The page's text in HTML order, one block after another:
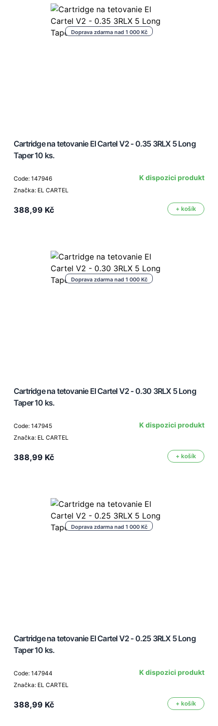
Doprava zdarma nad 1 000 Kč
Cartridge na tetovanie El Cartel V2 - 0.35 3RLX 5 Long
Taper 10 ks.
Code: 147946
Značka: EL CARTEL
K dispozici produkt
388,99 Kč + košík
Doprava zdarma nad 1 000 Kč
Cartridge na tetovanie El Cartel V2 - 0.30 3RLX 5 Long
Taper 10 ks.
Code: 147945
Značka: EL CARTEL
K dispozici produkt
388,99 Kč + košík
Doprava zdarma nad 1 000 Kč
Cartridge na tetovanie El Cartel V2 - 0.25 3RLX 5 Long
Taper 10 ks.
Code: 147944
Značka: EL CARTEL
K dispozici produkt
388,99 Kč + košík